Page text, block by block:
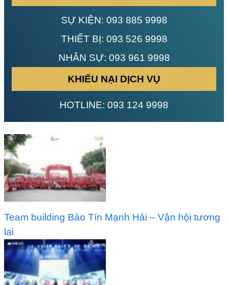
SỰ KIỆN: 093 885 9998
THIẾT BỊ: 093 526 9998
NHÂN SỰ: 093 961 9998
KHIẾU NẠI DỊCH VỤ
HOTLINE: 093 124 9998
Team building Bảo Tín Mạnh Hải – Vận hội tương
lai